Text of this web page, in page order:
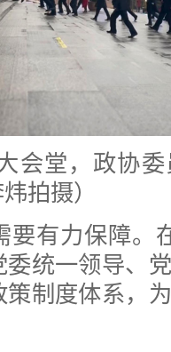
堂，政协委
拍摄）
有力保障。
统一领导、
制度体系，